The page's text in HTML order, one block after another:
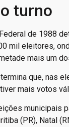
turno
de 1988
mil eleitores,
mais um
que, nas
mais votos
municipais
(PR), Natal